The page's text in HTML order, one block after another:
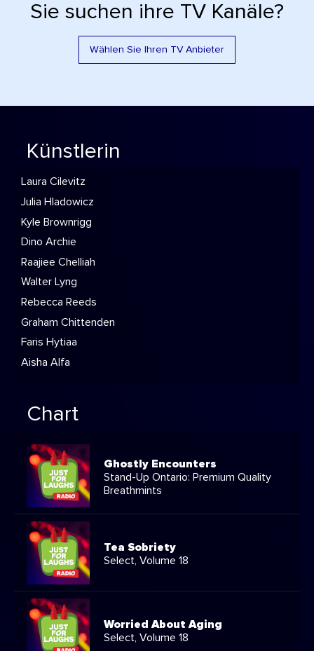
Sie suchen ihre TV Kanäle?
Wählen Sie Ihren TV Anbieter
Künstlerin
Laura Cilevitz
Julia Hladowicz
Kyle Brownrigg
Dino Archie
Raajiee Chelliah
Walter Lyng
Rebecca Reeds
Graham Chittenden
Faris Hytiaa
Aisha Alfa
Chart
Ghostly Encounters
Stand-Up Ontario: Premium Quality
Breathmints
Tea Sobriety
Select, Volume 18
Worried About Aging
Select, Volume 18